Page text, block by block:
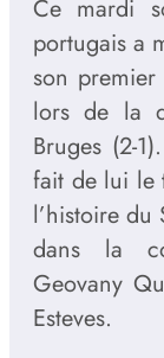
Ce mardi
portugais a
son
lors de la
Bruges (2-
fait de lui le
l’histoire
dans la
Geovany
Esteves.